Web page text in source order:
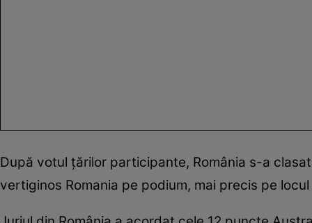
După votul țărilor participante, România s-a
vertiginos Romania pe podium, mai precis pe